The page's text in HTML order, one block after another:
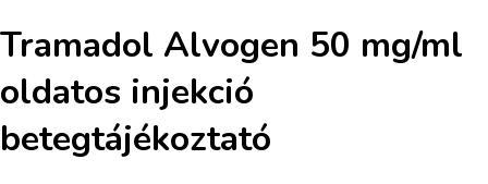
Tramadol Alvogen 50 mg/ml
oldatos injekció
betegtájékoztató